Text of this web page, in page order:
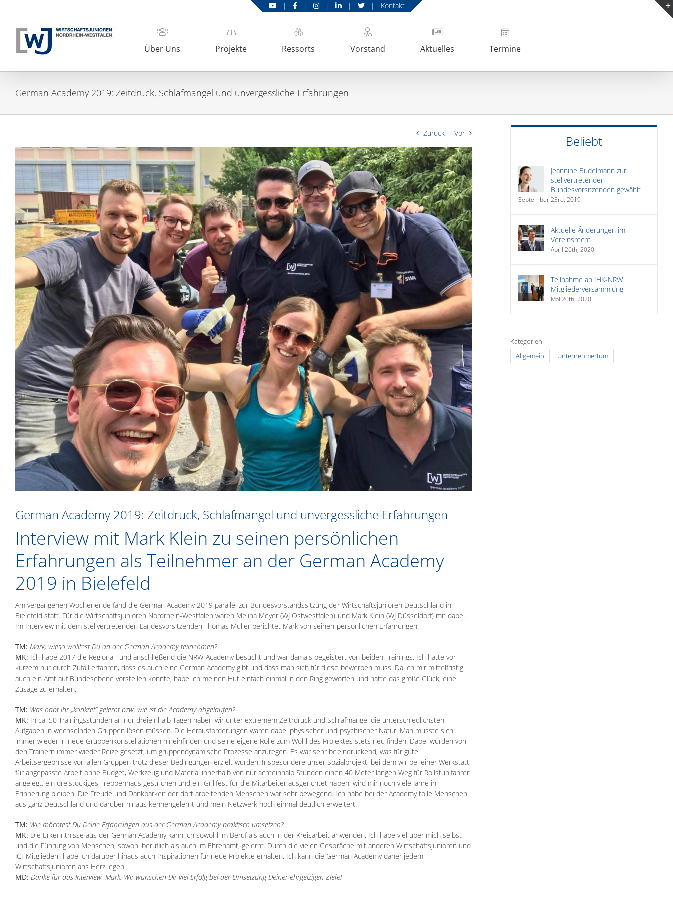
springen
Über Uns Projekte Ressorts Vorstand Aktuelles Termine
| | | | | Kontakt
German Academy 2019: Zeitdruck, Schlafmangel und unvergessliche Erfahrungen
Zurück
Vor
Zeige
grösseres
Bild
German Academy 2019: Zeitdruck, Schlafmangel und unvergessliche Erfahrungen
Interview mit Mark Klein zu seinen persönlichen
Erfahrungen als Teilnehmer an der German Academy
2019 in Bielefeld
Am vergangenen Wochenende fand die German Academy 2019 parallel zur Bundesvorstandssitzung der Wirtschaftsjunioren Deutschland in
Bielefeld statt. Für die Wirtschaftsjunioren Nordrhein-Westfalen waren Melina Meyer (WJ Ostwestfalen) und Mark Klein (WJ Düsseldorf) mit dabei.
Im Interview mit dem stellvertretenden Landesvorsitzenden Thomas Müller berichtet Mark von seinen persönlichen Erfahrungen.
TM: Mark, wieso wolltest Du an der German Academy teilnehmen?
MK: Ich habe 2017 die Regional- und anschließend die NRW-Academy besucht und war damals begeistert von beiden Trainings. Ich hatte vor
kurzem nur durch Zufall erfahren, dass es auch eine German Academy gibt und dass man sich für diese bewerben muss. Da ich mir mittelfristig
auch ein Amt auf Bundesebene vorstellen konnte, habe ich meinen Hut einfach einmal in den Ring geworfen und hatte das große Glück, eine
Zusage zu erhalten.
TM: Was habt ihr „konkret“ gelernt bzw. wie ist die Academy abgelaufen?
MK: In ca. 50 Trainingsstunden an nur dreieinhalb Tagen haben wir unter extremem Zeitrdruck und Schlafmangel die unterschiedlichsten
Aufgaben in wechselnden Gruppen lösen müssen. Die Herausforderungen waren dabei physischer und psychischer Natur. Man musste sich
immer wieder in neue Gruppenkonstellationen hineinfinden und seine eigene Rolle zum Wohl des Projektes stets neu finden. Dabei wurden von
den Trainern immer wieder Reize gesetzt, um gruppendynamische Prozesse anzuregen. Es war sehr beeindruckend, was für gute
Arbeitsergebnisse von allen Gruppen trotz dieser Bedingungen erzielt wurden. Insbesondere unser Sozialprojekt, bei dem wir bei einer Werkstatt
für angepasste Arbeit ohne Budget, Werkzeug und Material innerhalb von nur achteinhalb Stunden einen 40 Meter langen Weg für Rollstuhlfahrer
angelegt, ein dreistöckiges Treppenhaus gestrichen und ein Grillfest für die Mitarbeiter ausgerichtet haben, wird mir noch viele Jahre in
Erinnerung bleiben. Die Freude und Dankbarkeit der dort arbeitenden Menschen war sehr bewegend. Ich habe bei der Academy tolle Menschen
aus ganz Deutschland und darüber hinaus kennengelernt und mein Netzwerk noch einmal deutlich erweitert.
TM: Wie möchtest Du Deine Erfahrungen aus der German Academy praktisch umsetzen?
MK: Die Erkenntnisse aus der German Academy kann ich sowohl im Beruf als auch in der Kreisarbeit anwenden. Ich habe viel über mich selbst
und die Führung von Menschen, sowohl beruflich als auch im Ehrenamt, gelernt. Durch die vielen Gespräche mit anderen Wirtschaftsjunioren und
JCI-Mitgliedern habe ich darüber hinaus auch Inspirationen für neue Projekte erhalten. Ich kann die German Academy daher jedem
Wirtschaftsjunioren ans Herz legen.
MD: Danke für das Interview, Mark. Wir wünschen Dir viel Erfolg bei der Umsetzung Deiner ehrgeizigen Ziele!
Beliebt
Jeannine Budelmann zur
stellvertretenden
Bundesvorsitzenden gewählt
September 23rd, 2019
Aktuelle Änderungen im
Vereinsrecht
April 26th, 2020
Teilnahme an IHK-NRW
Mitgliederversammlung
Mai 20th, 2020
Kategorien
Allgemein Unternehmertum